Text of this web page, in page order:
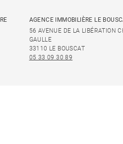
AGENCE IMMOBILIÈRE LE
56 AVENUE DE LA LIBÉRATION
GAULLE
33110 LE BOUSCAT
05 33 09 30 89